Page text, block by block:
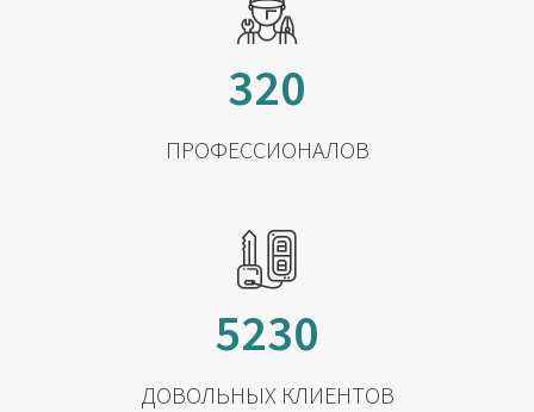
320
ПРОФЕССИОНАЛОВ
5230
ДОВОЛЬНЫХ КЛИЕНТОВ